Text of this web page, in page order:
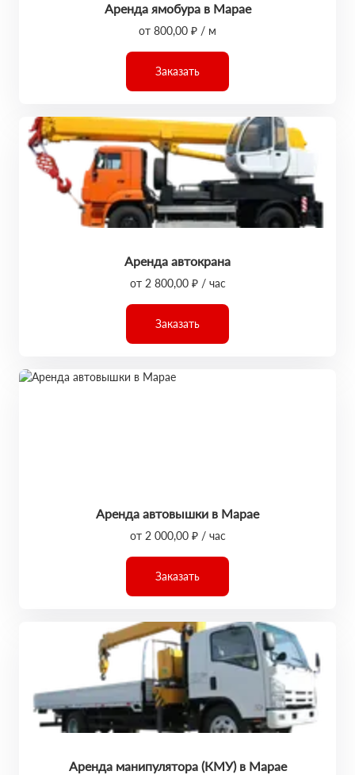
Аренда ямобура в Марае
от 800,00 ₽ / м
Заказать
Аренда автокрана
от 2 800,00 ₽ / час
Заказать
Аренда автовышки в Марае
от 2 000,00 ₽ / час
Заказать
Аренда манипулятора (КМУ) в Марае